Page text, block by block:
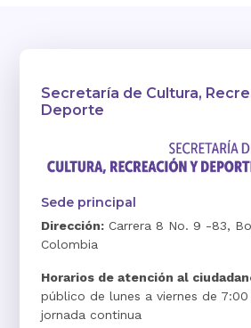
Secretaría de Cultura,
Deporte
Sede principal
Dirección: Carrera 8 No. 9 -83,
Colombia
Horarios de atención al
público de lunes a viernes de
jornada continua